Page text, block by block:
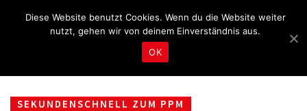
SEKUNDENSCHNELL ZUM PPM
Diese Website benutzt Cookies. Wenn du die Website weiter
nutzt, gehen wir von deinem Einverständnis aus.
OK